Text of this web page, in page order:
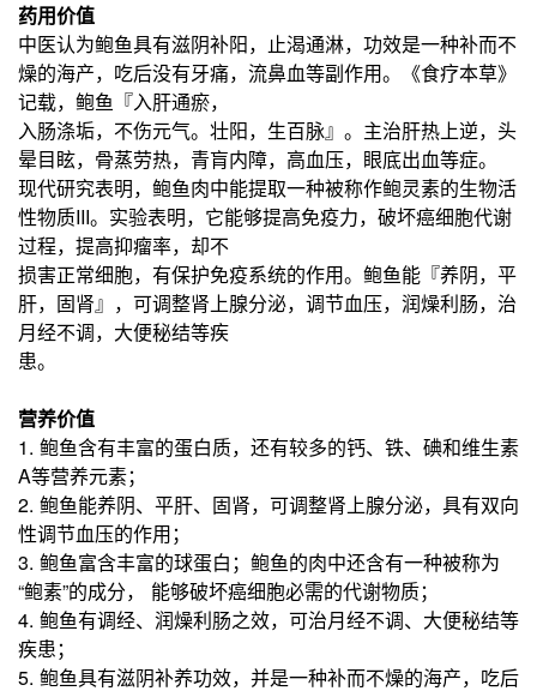
药用价值
中医认为鲍鱼具有滋阴补阳，止渴通淋，功效是一种补而不
燥的海产，吃后没有牙痛，流鼻血等副作用。《食疗本草》
记载，鲍鱼『入肝通瘀，
入肠涤垢，不伤元气。壮阳，生百脉』。主治肝热上逆，头
晕目眩，骨蒸劳热，青肓内障，高血压，眼底出血等症。
现代研究表明，鲍鱼肉中能提取一种被称作鲍灵素的生物活
性物质III。实验表明，它能够提高免疫力，破坏癌细胞代谢
过程，提高抑瘤率，却不
损害正常细胞，有保护免疫系统的作用。鲍鱼能『养阴，平
肝，固肾』，可调整肾上腺分泌，调节血压，润燥利肠，治
月经不调，大便秘结等疾
患。
营养价值
1. 鲍鱼含有丰富的蛋白质，还有较多的钙、铁、碘和维生素
A等营养元素；
2. 鲍鱼能养阴、平肝、固肾，可调整肾上腺分泌，具有双向
性调节血压的作用；
3. 鲍鱼富含丰富的球蛋白；鲍鱼的肉中还含有一种被称为
“鲍素”的成分， 能够破坏癌细胞必需的代谢物质；
4. 鲍鱼有调经、润燥利肠之效，可治月经不调、大便秘结等
疾患；
5. 鲍鱼具有滋阴补养功效，并是一种补而不燥的海产，吃后